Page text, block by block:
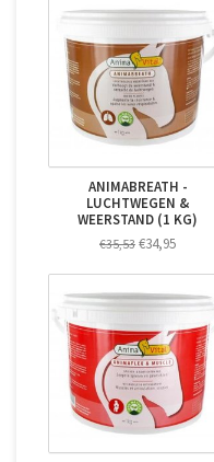
ANIMABREATH -
LUCHTWEGEN &
WEERSTAND (1 KG)
€35,53 €34,95